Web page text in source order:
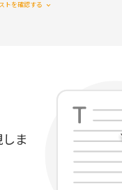
トを確認する
ま